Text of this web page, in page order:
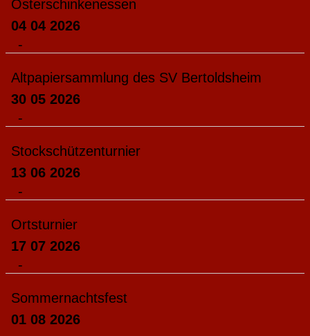
Osterschinkenessen
04 04 2026
-
Altpapiersammlung des SV Bertoldsheim
30 05 2026
-
Stockschützenturnier
13 06 2026
-
Ortsturnier
17 07 2026
-
Sommernachtsfest
01 08 2026